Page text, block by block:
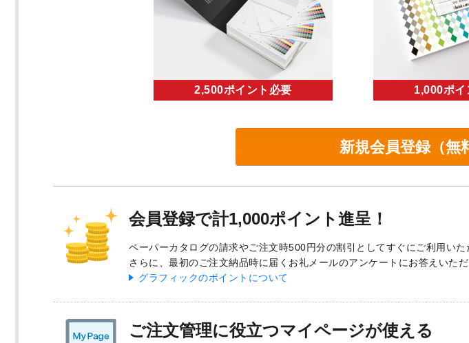
2,500ポイント必要 1,000ポイ
新規会員登録（無
会員登録で計1,000ポイント進呈！
ペーパーカタログの請求やご注文時500円分の割引としてすぐにご利用いた
さらに、最初のご注文納品時に届くお礼メールのアンケートにお答えいただ
グラフィックのポイントについて
ご注文管理に役立つマイページが使える